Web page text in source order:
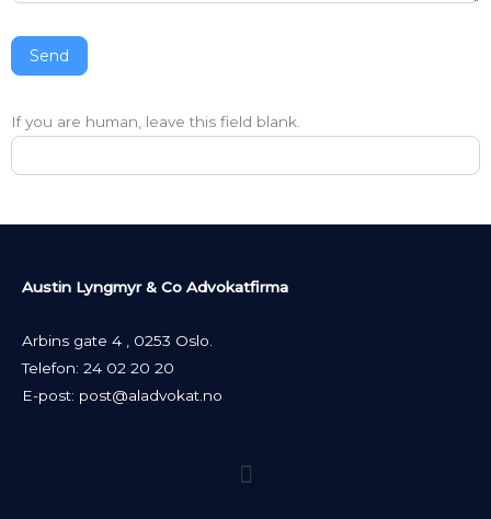
Send
If you are human, leave this field blank.
Austin Lyngmyr & Co Advokatfirma
Arbins gate 4 , 0253 Oslo.
Telefon: 24 02 20 20
E-post: post@aladvokat.no